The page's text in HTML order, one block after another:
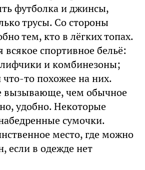
футболка и джинсы,
трусы. Со стороны
тем, кто в лёгких топах.
всякое спортивное бельё:
и комбинезоны;
то похожее на них.
вызывающе, чем обычное
удобно. Некоторые
сумочки.
место, где можно
если в одежде нет